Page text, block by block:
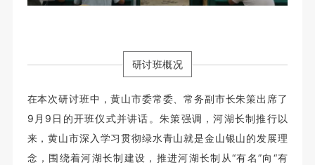
研讨班概况
在本次研讨班中，黄山市委常委、常务副市长朱策出席了
9月9日的开班仪式并讲话。朱策强调，河湖长制推行以
来，黄山市深入学习贯彻绿水青山就是金山银山的发展理
念 ，围绕着河湖长制建设，推进河湖长制从“有名”向“有